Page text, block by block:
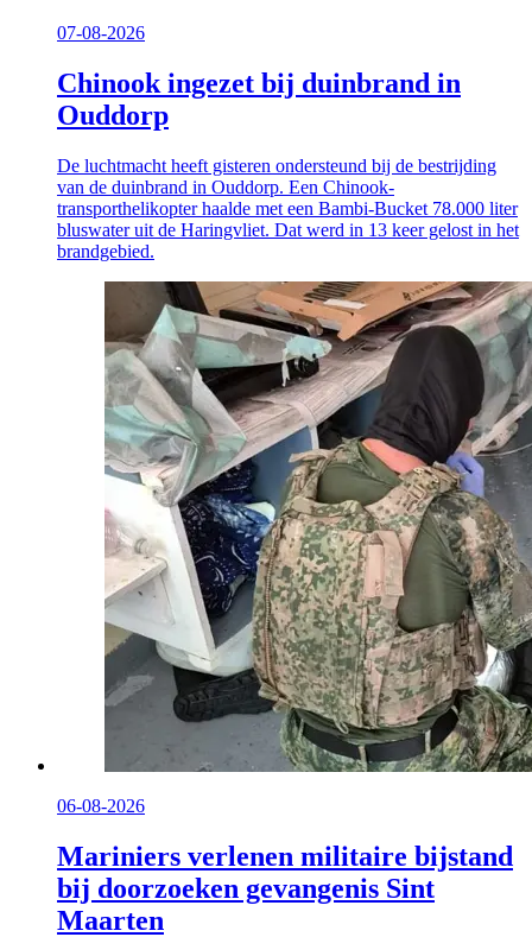
07-08-2026
Chinook ingezet bij duinbrand in
Ouddorp
De luchtmacht heeft gisteren ondersteund bij de bestrijding
van de duinbrand in Ouddorp. Een Chinook-
transporthelikopter haalde met een Bambi-Bucket 78.000 liter
bluswater uit de Haringvliet. Dat werd in 13 keer gelost in het
brandgebied.
06-08-2026
Mariniers verlenen militaire bijstand
bij doorzoeken gevangenis Sint
Maarten